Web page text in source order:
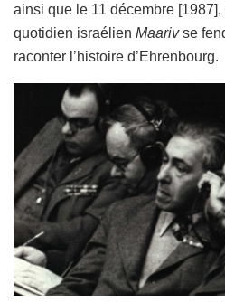
ainsi que le 11 décembre
quotidien israélien Maarivse
raconter l’histoire d’Ehrenbourg.